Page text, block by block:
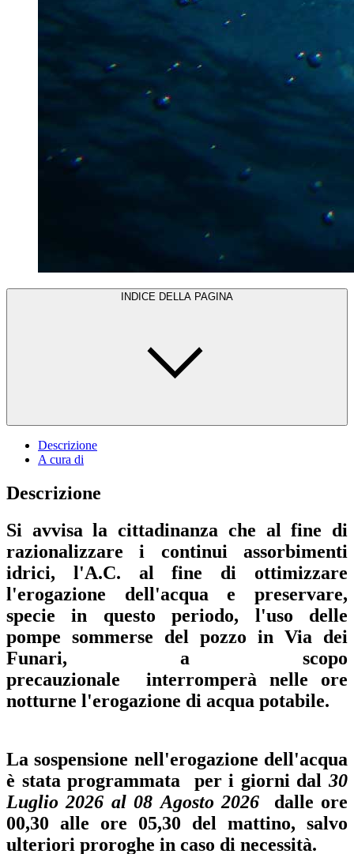
INDICE DELLA PAGINA
Descrizione
A cura di
Descrizione
Si avvisa la cittadinanza che al fine di
razionalizzare i continui assorbimenti
idrici, l'A.C. al fine di ottimizzare
l'erogazione dell'acqua e preservare,
specie in questo periodo, l'uso delle
pompe sommerse del pozzo in Via dei
Funari, a scopo
precauzionale interromperà nelle ore
notturne l'erogazione di acqua potabile.
La sospensione nell'erogazione dell'acqua
è stata programmata per i giorni dal 30
Luglio 2026 al 08 Agosto 2026dalle ore
00,30 alle ore 05,30 del mattino, salvo
ulteriori proroghe in caso di necessità.